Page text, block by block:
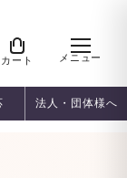
カート メニュー
法人・団体様へ